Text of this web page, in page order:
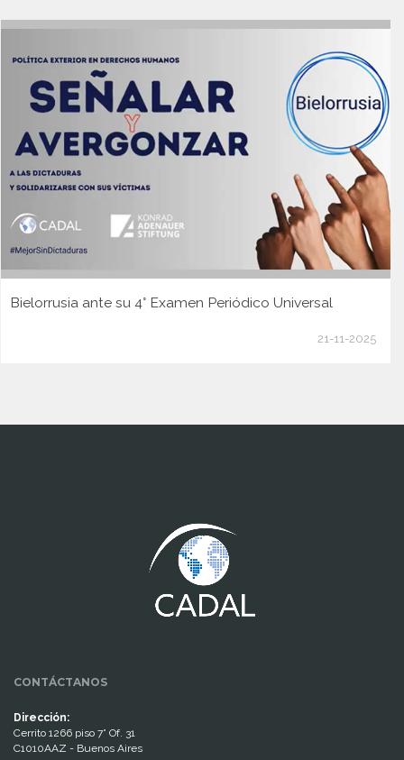
Bielorrusia ante su 4° Examen Periódico Universal
21-11-2025
CONTÁCTANOS
Dirección:
Cerrito 1266 piso 7° Of. 31
C1010AAZ - Buenos Aires